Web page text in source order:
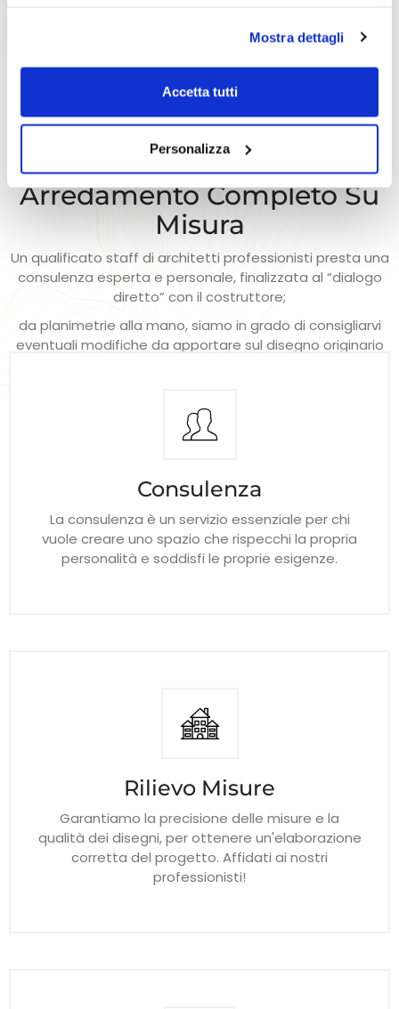
Mostra dettagli
Accetta tutti
Personalizza
Perché Sceglierci
Arredamento Completo Su
Misura
Un qualificato staff di architetti professionisti presta una
consulenza esperta e personale, finalizzata al “dialogo
diretto” con il costruttore;
da planimetrie alla mano, siamo in grado di consigliarvi
eventuali modifiche da apportare sul disegno originario
Consulenza
La consulenza è un servizio essenziale per chi
vuole creare uno spazio che rispecchi la propria
personalità e soddisfi le proprie esigenze.
Rilievo Misure
Garantiamo la precisione delle misure e la
qualità dei disegni, per ottenere un'elaborazione
corretta del progetto. Affidati ai nostri
professionisti!